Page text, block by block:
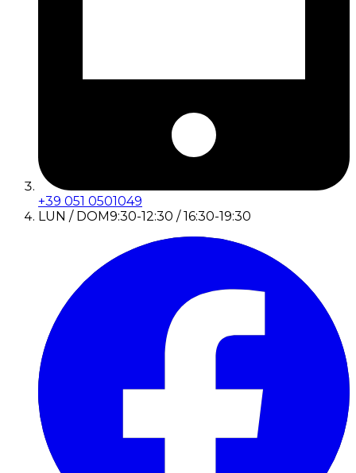
+39 051 0501049
LUN / DOM9:30-12:30 / 16:30-19:30